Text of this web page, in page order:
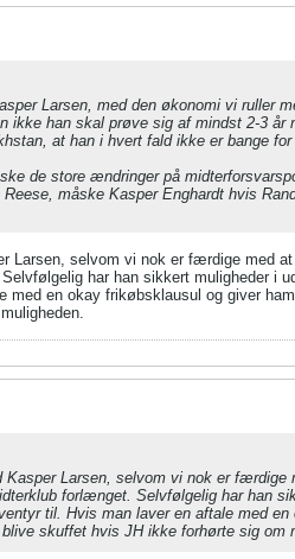
Larsen, med den økonomi vi ruller
ikke han skal prøve sig af mindst 2-3
at han i hvert fald ikke er bange for
de store ændringer på
måske Kasper Enghardt hvis
Larsen, selvom vi nok er færdige med
har han sikkert muligheder i
med en okay frikøbsklausul og giver
Larsen, selvom vi nok er
forlænget. Selvfølgelig har han
til. Hvis man laver en aftale med
skuffet hvis JH ikke forhørte sig om